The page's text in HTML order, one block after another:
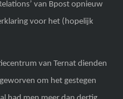
van Bpost opnieuw
voor het (hopelijk
van Ternat dienden
om het gestegen